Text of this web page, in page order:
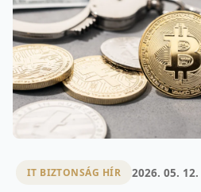
IT BIZTONSÁG HÍR 2026. 05. 12.